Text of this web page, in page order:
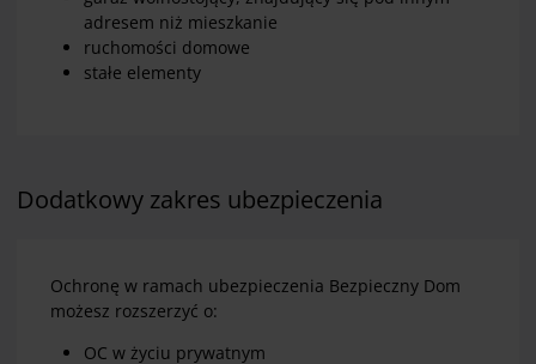
adresem niż mieszkanie
ruchomości domowe
stałe elementy
Dodatkowy zakres ubezpieczenia
Ochronę w ramach ubezpieczenia Bezpieczny Dom
możesz rozszerzyć o:
OC w życiu prywatnym